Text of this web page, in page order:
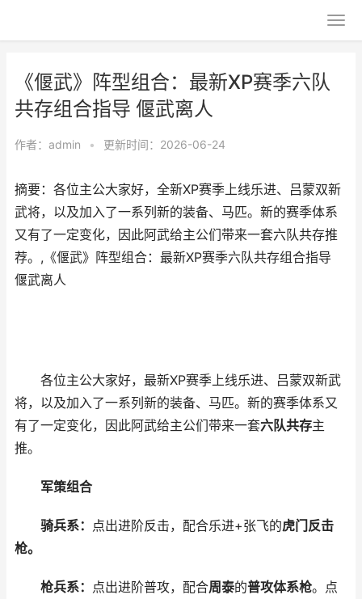
《偃武》阵型组合：最新XP赛季六队
共存组合指导 偃武离人
作者： admin • 更新时间：2026-06-24
摘要：各位主公大家好，全新XP赛季上线乐进、吕蒙双新
武将，以及加入了一系列新的装备、马匹。新的赛季体系
又有了一定变化，因此阿武给主公们带来一套六队共存推
荐。,《偃武》阵型组合：最新XP赛季六队共存组合指导
偃武离人
各位主公大家好，最新XP赛季上线乐进、吕蒙双新武
将，以及加入了一系列新的装备、马匹。新的赛季体系又
有了一定变化，因此阿武给主公们带来一套六队共存主
推。
军策组合
骑兵系： 点出进阶反击，配合乐进+张飞的虎门反击
枪。
枪兵系： 点出进阶普攻，配合周泰的普攻体系枪。点